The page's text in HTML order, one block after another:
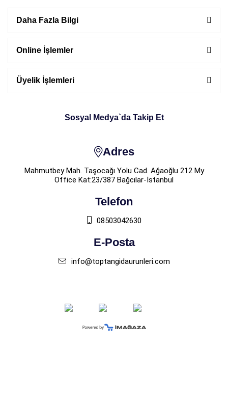
Daha Fazla Bilgi
Online İşlemler
Üyelik İşlemleri
Sosyal Medya`da Takip Et
Adres
Mahmutbey Mah. Taşocağı Yolu Cad. Ağaoğlu 212 My
Office Kat:23/387 Bağcılar-İstanbul
Telefon
08503042630
E-Posta
info@toptangidaurunleri.com